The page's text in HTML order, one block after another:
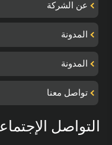
عن الشركة
المدونة
المدونة
تواصل معنا
التواصل